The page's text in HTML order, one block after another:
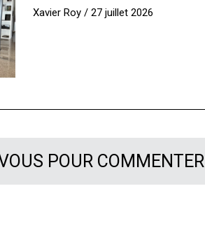
Xavier Roy / 27 juillet 2026
POUR COMMENTER